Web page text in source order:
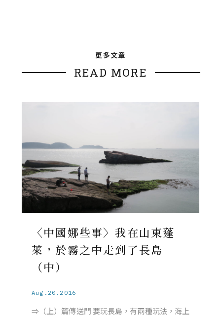
更多文章
READ MORE
〈中國娜些事〉我在山東蓬
萊，於霧之中走到了長島
（中）
Aug.20.2016
⇒（上）篇傳送門 要玩長島，有兩種玩法，海上